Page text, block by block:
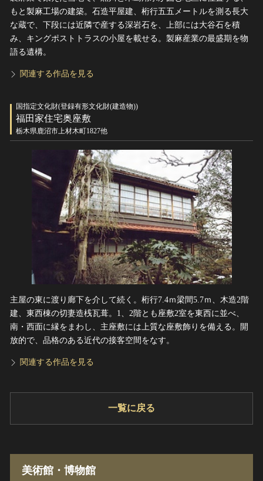
もと製麻工場の建築。石造平屋建、桁行五五メートルを測る長大
な蔵で、下段には近隣で産する深岩石を、上部には大谷石を積
み、キングポストトラスの小屋を載せる。製麻産業の最盛期を物
語る遺構。
関連する作品を見る
国指定文化財(登録有形文化財(建造物))
福田家住宅奥座敷
栃木県鹿沼市上材木町1827他
主屋の東に渡り廊下を介して続く。桁行7.4ｍ梁間5.7ｍ、木造2階
建、東西棟の切妻造桟瓦葺。1、2階とも座敷2室を東西に並べ、
南・西面に縁をまわし、主座敷には上質な座敷飾りを備える。開
放的で、品格のある近代の接客空間をなす。
関連する作品を見る
一覧に戻る
美術館・博物館